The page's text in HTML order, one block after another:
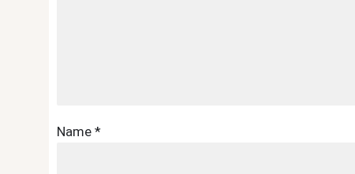
Name *